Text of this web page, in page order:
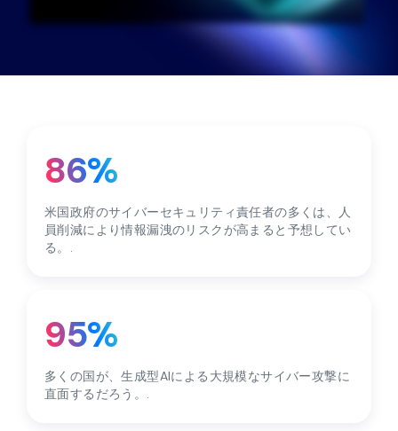
86%
米国政府のサイバーセキュリティ責任者の多くは、人
員削減により情報漏洩のリスクが高まると予想してい
る。.
95%
多くの国が、生成型AIによる大規模なサイバー攻撃に
直面するだろう。.